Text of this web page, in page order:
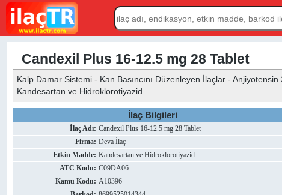
Candexil Plus 16-12.5 mg 28 Tablet
Kalp Damar Sistemi - Kan Basıncını Düzenleyen İlaçlar -
Kandesartan ve Hidroklorotiyazid
İlaç Bilgileri
İlaç Adı: Candexil Plus 16-12.5 mg 28 Tablet
Firma: Deva İlaç
Etkin Madde: Kandesartan ve Hidroklorotiyazid
ATC Kodu: C09DA06
Kamu Kodu: A10396